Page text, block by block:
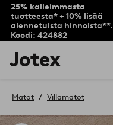
25% kalleimmasta
tuotteesta* + 10% lisää
alennetuista hinnoista**.
Koodi: 424882
Jotex-
logo
aloitussivulle
Matot Villamatot